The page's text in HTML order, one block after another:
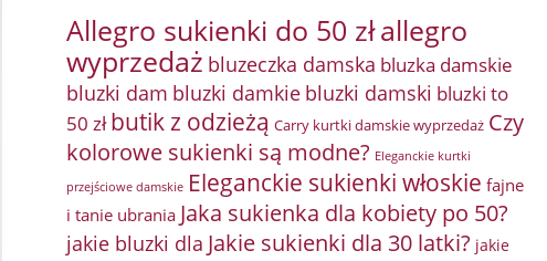
Allegro sukienki do 50 złallegro
wyprzedaż bluzeczka damska bluzka damskie
bluzki dam bluzki damkie bluzki damski bluzki to
50 zł butik z odzieżą Carry kurtki damskie wyprzedaż Czy
kolorowe sukienki są modne? Eleganckie kurtki
przejściowe damskie Eleganckie sukienki włoskie fajne
i tanie ubrania Jaka sukienka dla kobiety po 50?
jakie bluzki dla Jakie sukienki dla 30 latki? jakie